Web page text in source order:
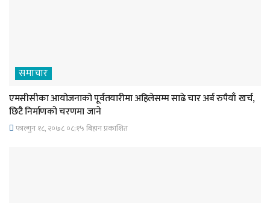
समाचार
एमसीसीका आयोजनाको पूर्वतयारीमा अहिलेसम्म साढे चार अर्ब रुपैयाँ खर्च,
छिटै निर्माणको चरणमा जाने
फाल्गुन १८, २०७८ ०८;१५ बिहान प्रकाशित